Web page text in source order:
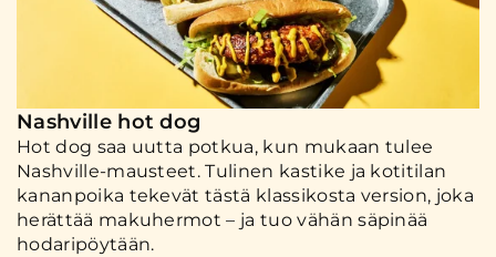
Nashville hot dog
Hot dog saa uutta potkua, kun mukaan tulee
Nashville-mausteet. Tulinen kastike ja kotitilan
kananpoika tekevät tästä klassikosta version, joka
herättää makuhermot – ja tuo vähän säpinää
hodaripöytään.